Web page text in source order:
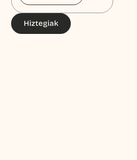
Hiztegiak